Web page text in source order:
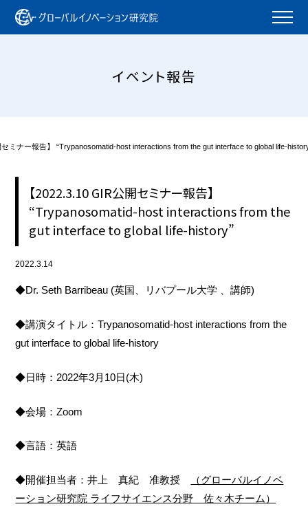
イベント報告
ミナー報告】 “Trypanosomatid-host interactions from the gut interface to global life-
【2022.3.10 GIR公開セミナー報告】
“Trypanosomatid-host interactions from the
gut interface to global life-history”
2022.3.14
◆Dr. Seth Barribeau (英国、リバプール大学 、講師)
◆講演タイトル：Trypanosomatid-host interactions from the
gut interface to global life-history
◆日時：2022年3月10日(木)
◆会場：Zoom
◆言語：英語
◆開催担当者：井上 真紀 准教授
（グローバルイノベ
ーション研究院 ライフサイエンス分野 佐々木チーム）